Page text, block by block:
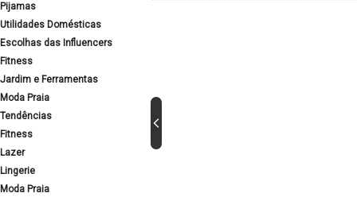
Pijamas
Utilidades Domésticas
Escolhas das Influencers
Fitness
Jardim e Ferramentas
Moda Praia
Tendências
Fitness
Lazer
Lingerie
Moda Praia